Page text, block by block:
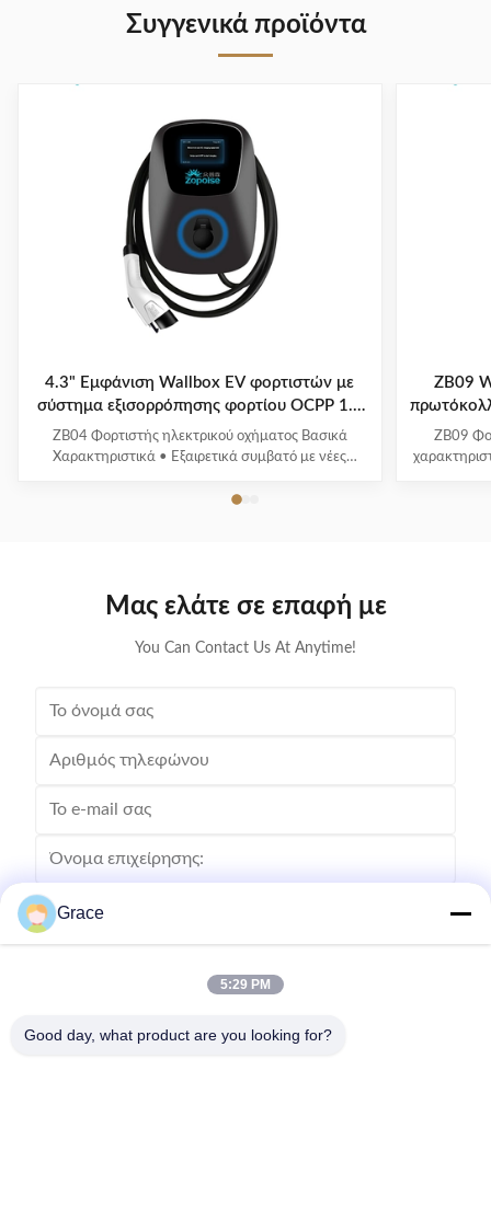
Συγγενικά προϊόντα
4.3" Εμφάνιση Wallbox EV φορτιστών με
σύστημα εξισορρόπησης φορτίου OCPP 1.6
Πρωτόκολλο ZB04
ZB04 Φορτιστής ηλεκτρικού οχήματος Βασικά
Χαρακτηριστικά • Εξαιρετικά συμβατό με νέες
οχημάτων • Πολυ-έξυπνη ανίχνευση με
ZB09
ZB09
Μας ελάτε σε επαφή με
You Can Contact Us At Anytime!
Στείλετε
Grace
5:29 PM
Good day, what product are you looking for?